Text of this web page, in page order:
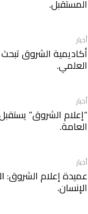
المستقبل.
أخبار
أكاديمية الشروق تبحث
العلمي.
أخبار
“إعلام الشروق”
العامة.
أخبار
عميدة إعلام الشروق:
الإنسان.